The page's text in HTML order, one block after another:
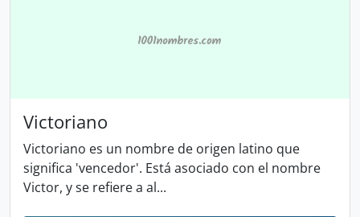
Victoriano
Victoriano es un nombre de origen latino que
significa 'vencedor'. Está asociado con el nombre
Victor, y se refiere a al...